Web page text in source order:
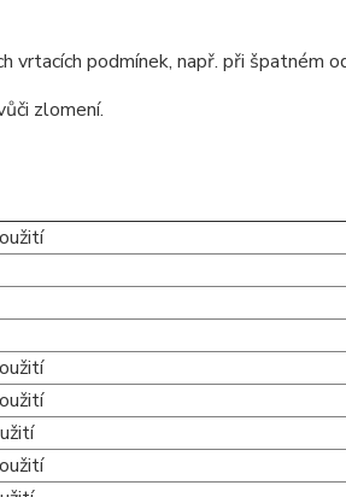
podmínek, např. při špatném
zlomení.